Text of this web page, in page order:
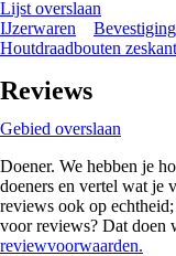
Lijst overslaan
IJzerwaren
Houtdraadbouten zeskant
Reviews
Gebied overslaan
Doener. We hebben je
doeners en vertel wat je
reviews ook op
voor reviews? Dat doen
reviewvoorwaarden.